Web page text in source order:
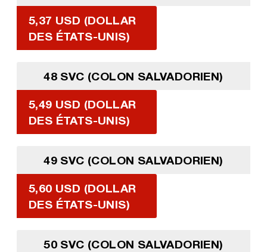
5,37 USD (DOLLAR
DES ÉTATS-UNIS)
48 SVC (COLON SALVADORIEN)
5,49 USD (DOLLAR
DES ÉTATS-UNIS)
49 SVC (COLON SALVADORIEN)
5,60 USD (DOLLAR
DES ÉTATS-UNIS)
50 SVC (COLON SALVADORIEN)